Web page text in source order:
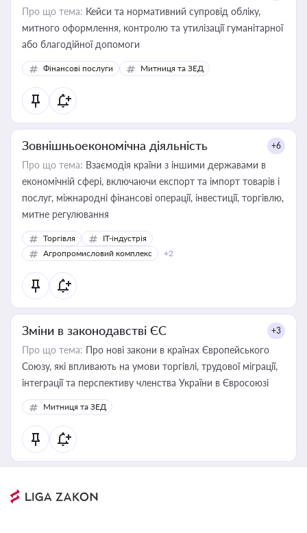
Про що тема: Кейси та нормативний супровід обліку,
митного оформлення, контролю та утилізації гуманітарної
або благодійної допомоги
Фінансові послуги Митниця та ЗЕД
Зовнішньоекономічна діяльність +6
Про що тема: Взаємодія країни з іншими державами в
економічній сфері, включаючи експорт та імпорт товарів і
послуг, міжнародні фінансові операції, інвестиції, торгівлю,
митне регулювання
Торгівля
IT-індустрія
Агропромисловий комплекс
+2
Зміни в законодавстві ЄС +3
Про що тема: Про нові закони в країнах Європейського
Союзу, які впливають на умови торгівлі, трудової міграції,
інтеграції та перспективу членства України в Євросоюзі
Митниця та ЗЕД